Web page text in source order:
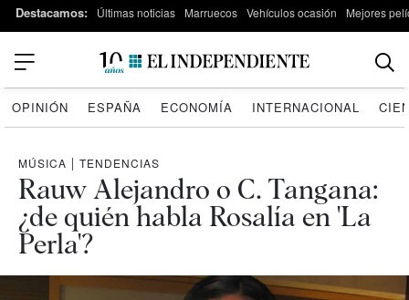
Destacamos: Últimas noticias Marruecos Vehículos ocasión Mejores
OPINIÓN ESPAÑA ECONOMÍA INTERNACIONAL
MÚSICA | TENDENCIAS
Rauw Alejandro o C. Tangana:
¿de quién habla Rosalía en 'La
Perla'?